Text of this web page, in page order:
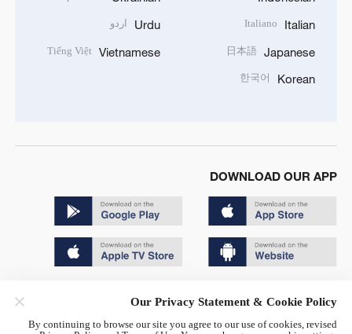
Italian
Italiano
Japanese
日本語
Korean
한국어
Urdu اردو
Vietnamese
Tiếng Việt
DOWNLOAD OUR APP
Our Privacy Statement & Cookie Policy
By continuing to browse our site you agree to our use of cookies, revised